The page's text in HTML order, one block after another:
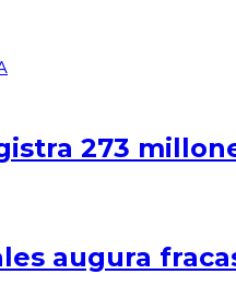
273
augura